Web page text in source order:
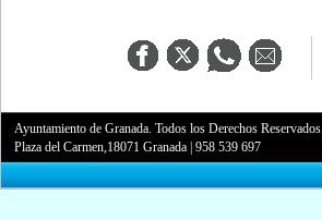
Ayuntamiento de Granada. Todos los Derechos Reservados.
Plaza del Carmen,18071 Granada |958 539 697